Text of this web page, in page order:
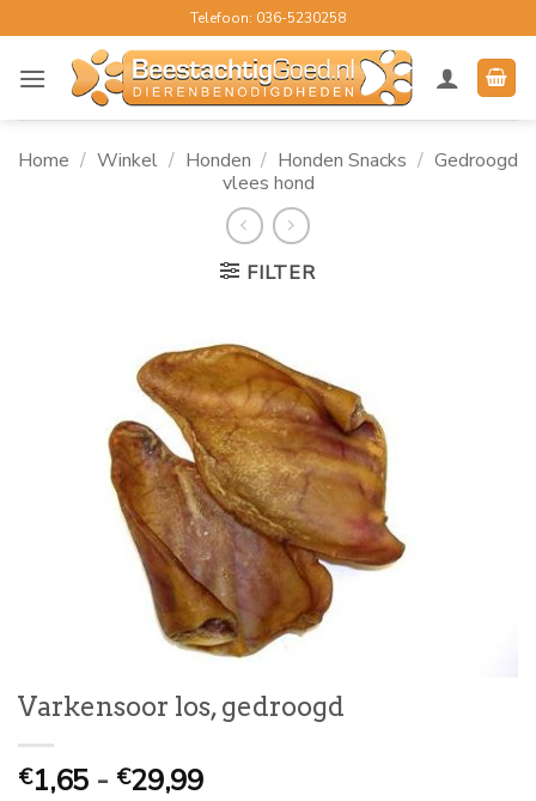
naar
inhoud
Telefoon: 036-5230258
Home / Winkel / Honden / Honden Snacks / Gedroogd
vlees hond
FILTER
Varkensoor los, gedroogd
€1,65 - €29,99Prijsklasse: